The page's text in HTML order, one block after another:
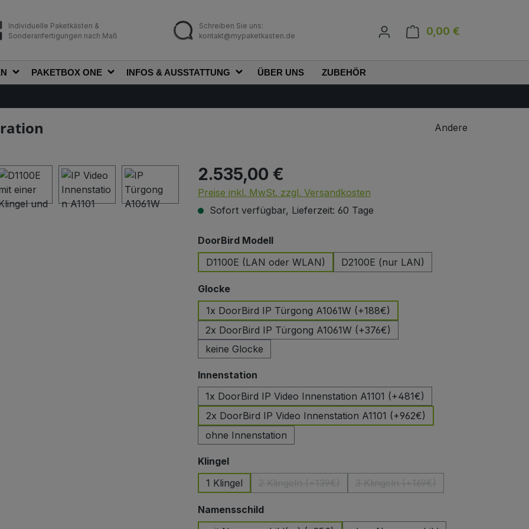
Individuelle Paketkästen &
Sonderanfertigungen nach Maß
Schreiben Sie uns:
kontakt@mypaketkasten.de
0,00 €
PAKETBOX ONE INFOS & AUSSTATTUNG ÜBER UNS ZUBEHÖR
Andere
Regulärer Preis:
2.535,00 €
Preise inkl. MwSt. zzgl. Versandkosten
Sofort verfügbar, Lieferzeit: 60 Tage
DoorBird Modellauswählen
D1100E (LAN oder WLAN)
D2100E (nur LAN)
Glockeauswählen
1x DoorBird IP Türgong A1061W (+188€)
2x DoorBird IP Türgong A1061W (+376€)
keine Glocke
Innenstationauswählen
1x DoorBird IP Video Innenstation A1101 (+481€)
2x DoorBird IP Video Innenstation A1101 (+962€)
ohne Innenstation
Klingelauswählen
1 Klingel
Namensschildauswählen